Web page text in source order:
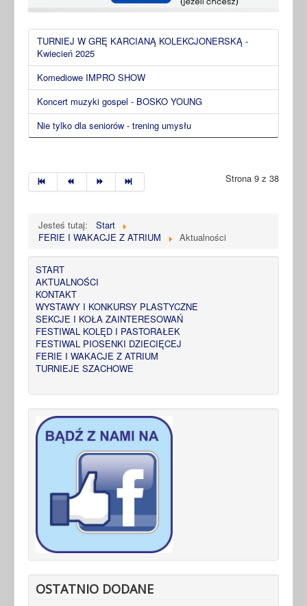
TURNIEJ W GRĘ KARCIANĄ KOLEKCJONERSKĄ -
Kwiecień 2025
Komediowe IMPRO SHOW
Koncert muzyki gospel - BOSKO YOUNG
Nie tylko dla seniorów - trening umysłu
Strona 9 z 38
Jesteś tutaj:
Start
FERIE I WAKACJE Z ATRIUM
Aktualności
START
AKTUALNOŚCI
KONTAKT
WYSTAWY I KONKURSY PLASTYCZNE
SEKCJE I KOŁA ZAINTERESOWAŃ
FESTIWAL KOLĘD I PASTORAŁEK
FESTIWAL PIOSENKI DZIECIĘCEJ
FERIE I WAKACJE Z ATRIUM
TURNIEJE SZACHOWE
OSTATNIO DODANE